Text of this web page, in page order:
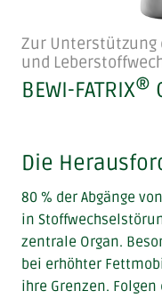
Zur Unterstützung
und
BEWI-FATRIX®
Die
80 % der Abgänge
in
zentrale Organ.
bei erhöhter
ihre Grenzen.